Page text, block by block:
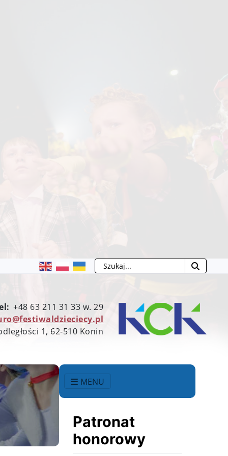
Szukaj
+48 63 211 31 33 w. 29
1, 62-510 Konin
MENU
Patronat
honorowy